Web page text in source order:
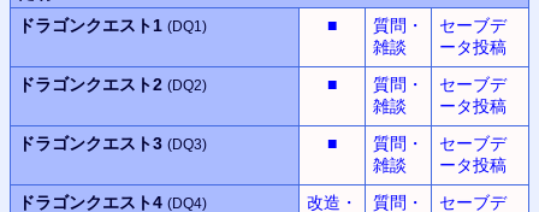
ドラゴンクエスト1 (DQ1) ■
質問・
雑談
セーブデ
ータ投稿
ドラゴンクエスト2 (DQ2) ■
質問・
雑談
セーブデ
ータ投稿
ドラゴンクエスト3 (DQ3) ■
質問・
雑談
セーブデ
ータ投稿
ドラゴンクエスト4 (DQ4)
改造・
質問・
セーブデ